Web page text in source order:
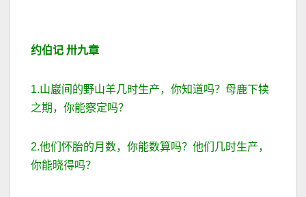
约伯记 卅九章
1.山巖间的野山羊几时生产，你知道吗？母鹿下犊
之期，你能察定吗？
2.他们怀胎的月数，你能数算吗？他们几时生产，
你能晓得吗？